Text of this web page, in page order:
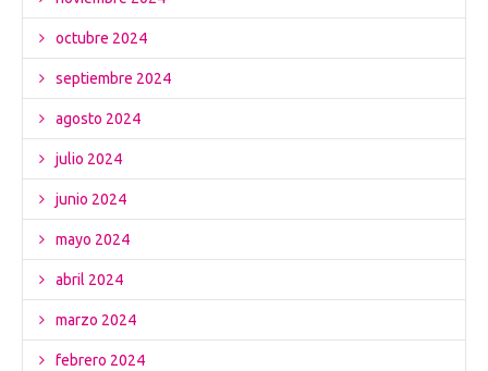
octubre 2024
septiembre 2024
agosto 2024
julio 2024
junio 2024
mayo 2024
abril 2024
marzo 2024
febrero 2024